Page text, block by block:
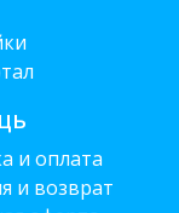
и оплата
и возврат